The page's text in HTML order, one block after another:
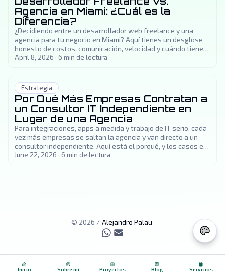
Agencia en Miami: ¿Cuál es la
Diferencia?
¿Decidiendo entre un desarrollador web freelance y una
agencia para tu negocio en Miami? Aquí tienes un desglose
honesto de costos, comunicación, velocidad y cuándo tiene
sentido cada opción.
April 8, 2026 · 6 min de lectura
Estrategia
Por Qué Más Empresas Contratan a
un Consultor IT Independiente en
Lugar de una Agencia
Para integraciones, apps a medida y trabajo de IT serio, cada
vez más empresas se saltan la agencia y van directo a un
consultor independiente. Aquí está el porqué, y los casos en
que una agencia de verdad es la mejor opción.
June 22, 2026 · 6 min de lectura
© 2026 / Alejandro Palau
Inicio Sobre mí Proyectos Blog Servicios